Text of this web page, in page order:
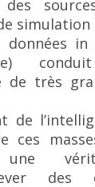
des
simulation
données in
de très
de
ces
une
des